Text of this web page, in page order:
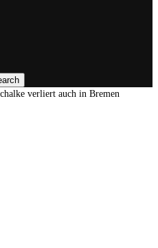
verliert auch in Bremen